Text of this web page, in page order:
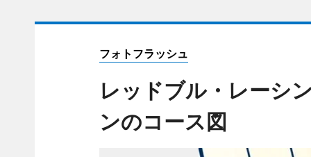
フォトフラッシュ
レッドブル・レーシ
ンのコース図